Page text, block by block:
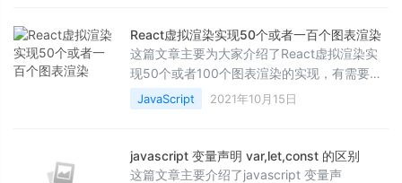
实时数据变动的页面，需要的朋友可以参考下
本文
React虚拟渲染实现50个或者一百个图表渲染
这篇文章主要为大家介绍了React虚拟渲染实
现50个或者100个图表渲染的实现，有需要的
朋友可以借鉴参考下，希望能够有所帮助，祝
大家多多进步，早日升职加薪
JavaScript 2021年10月15日
javascript 变量声明 var,let,const 的区别
这篇文章主要介绍了javascript 变量声